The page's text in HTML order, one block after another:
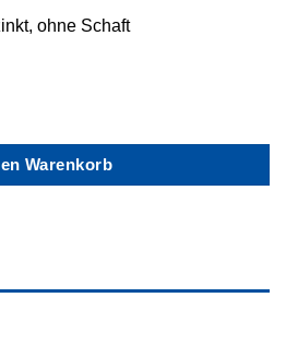
ohne Schaft
Innensechskant Menge
Warenkorb